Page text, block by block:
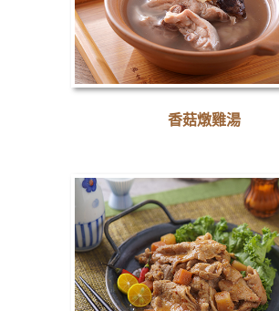
香菇燉雞湯